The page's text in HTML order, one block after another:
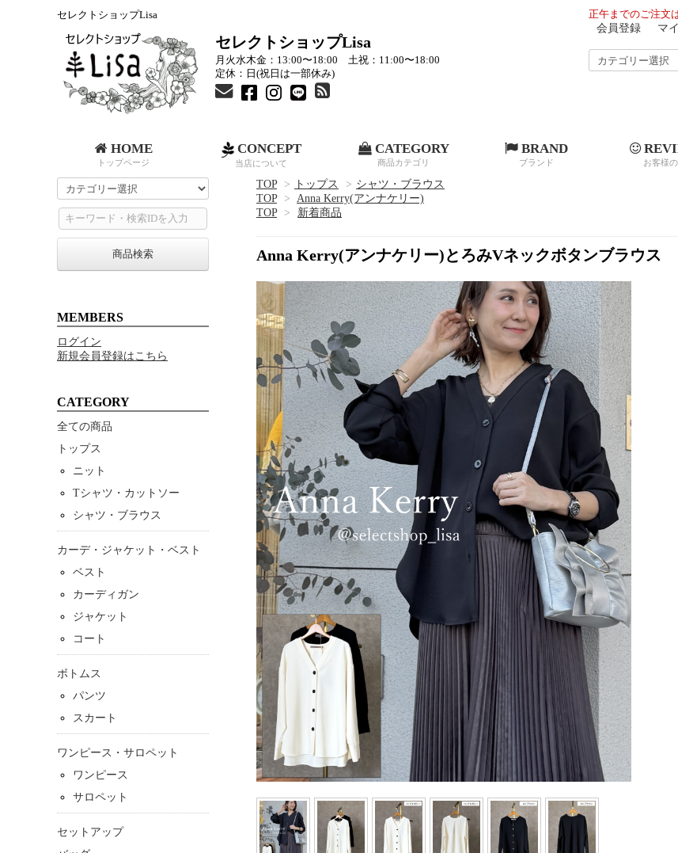
正午までのご注文
会員登録 マ
セレクトショップLisa
セレクトショップLisa
月火水木金：13:00〜18:00 土祝：11:00〜18:00
定休：日(祝日は一部休み)
HOME
トップページ
CONCEPT
当店について
CATEGORY
商品カテゴリ
BRAND
ブランド お客様
TOP > トップス > シャツ・ブラウス
TOP
> Anna Kerry(アンナケリー)
TOP
> 新着商品
Anna Kerry(アンナケリー)とろみVネックボタンブラウス
商品検索
MEMBERS
ログイン
新規会員登録はこちら
CATEGORY
全ての商品
トップス
ニット
Tシャツ・カットソー
シャツ・ブラウス
カーデ・ジャケット・ベスト
ベスト
カーディガン
ジャケット
コート
ボトムス
パンツ
スカート
ワンピース・サロペット
ワンピース
サロペット
セットアップ